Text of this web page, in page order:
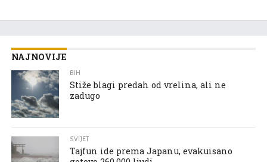
NAJNOVIJE
BIH
Stiže blagi predah od vrelina, ali ne
zadugo
SVIJET
Tajfun ide prema Japanu, evakuisano